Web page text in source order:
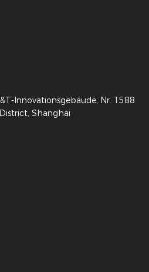
Innovationsgebäude, Nr. 1588
Shanghai